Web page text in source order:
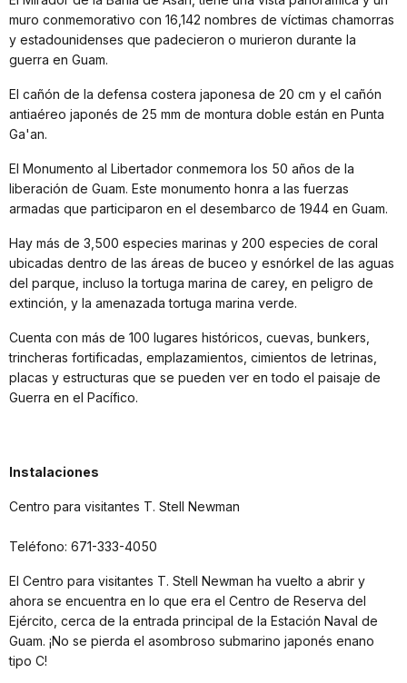
muro conmemorativo con 16,142 nombres de víctimas chamorras
y estadounidenses que padecieron o murieron durante la
guerra en Guam.
El cañón de la defensa costera japonesa de 20 cm y el cañón
antiaéreo japonés de 25 mm de montura doble están en Punta
Ga'an.
El Monumento al Libertador conmemora los 50 años de la
liberación de Guam. Este monumento honra a las fuerzas
armadas que participaron en el desembarco de 1944 en Guam.
Hay más de 3,500 especies marinas y 200 especies de coral
ubicadas dentro de las áreas de buceo y esnórkel de las aguas
del parque, incluso la tortuga marina de carey, en peligro de
extinción, y la amenazada tortuga marina verde.
Cuenta con más de 100 lugares históricos, cuevas, bunkers,
trincheras fortificadas, emplazamientos, cimientos de letrinas,
placas y estructuras que se pueden ver en todo el paisaje de
Guerra en el Pacífico.
Instalaciones
Centro para visitantes T. Stell Newman
Teléfono: 671-333-4050
El Centro para visitantes T. Stell Newman ha vuelto a abrir y
ahora se encuentra en lo que era el Centro de Reserva del
Ejército, cerca de la entrada principal de la Estación Naval de
Guam. ¡No se pierda el asombroso submarino japonés enano
tipo C!